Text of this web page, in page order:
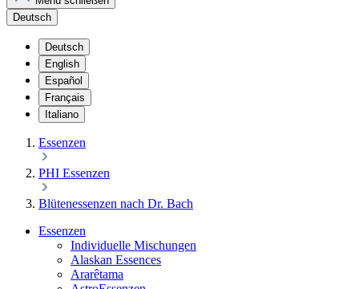
Deutsch
Deutsch
English
Español
Français
Italiano
Essenzen
PHI Essenzen
Blütenessenzen nach Dr. Bach
Essenzen
Individuelle Mischungen
Alaskan Essences
Ararêtama